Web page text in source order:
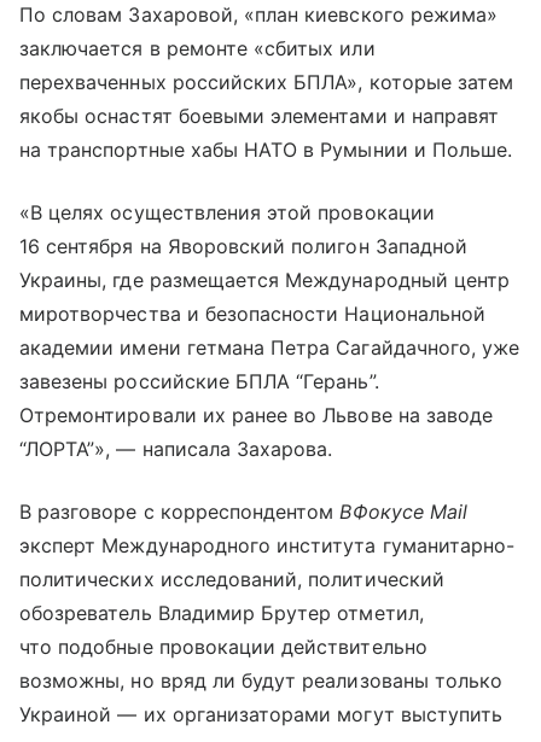
По словам Захаровой, «план киевского режима»
заключается в ремонте «сбитых или
перехваченных российских БПЛА», которые затем
якобы оснастят боевыми элементами и направят
на транспортные хабы НАТО в Румынии и Польше.
«В целях осуществления этой провокации
16 сентября на Яворовский полигон Западной
Украины, где размещается Международный центр
миротворчества и безопасности Национальной
академии имени гетмана Петра Сагайдачного, уже
завезены российские БПЛА “Герань”.
Отремонтировали их ранее во Львове на заводе
“ЛОРТА”», — написала Захарова.
В разговоре с корреспондентом ВФокусе Mail
эксперт Международного института гуманитарно-
политических исследований, политический
обозреватель Владимир Брутер отметил,
что подобные провокации действительно
возможны, но вряд ли будут реализованы только
Украиной — их организаторами могут выступить